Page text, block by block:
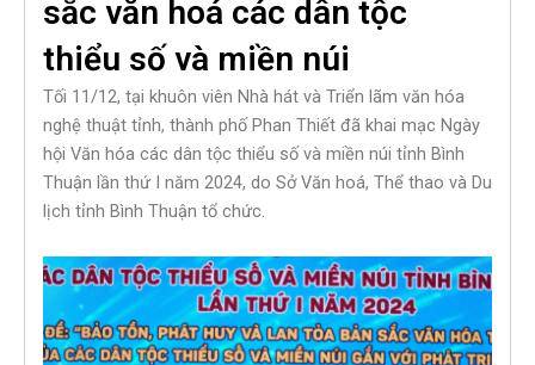
sắc văn hoá các dân tộc
thiểu số và miền núi
Tối 11/12, tại khuôn viên Nhà hát và Triển lãm văn hóa
nghệ thuật tỉnh, thành phố Phan Thiết đã khai mạc Ngày
hội Văn hóa các dân tộc thiểu số và miền núi tỉnh Bình
Thuận lần thứ I năm 2024, do Sở Văn hoá, Thể thao và Du
lịch tỉnh Bình Thuận tổ chức.